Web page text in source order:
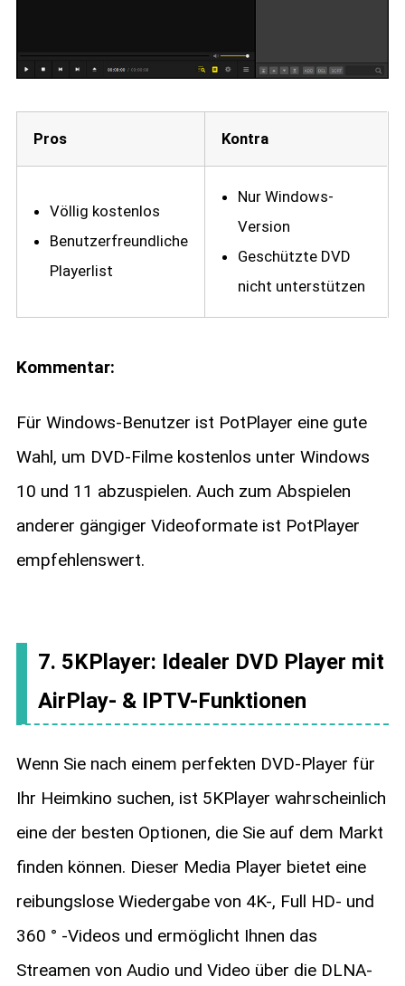
Pros Kontra
Völlig kostenlos
Benutzerfreundliche
Playerlist
Nur Windows-
Version
Geschützte DVD
nicht unterstützen
Kommentar:
Für Windows-Benutzer ist PotPlayer eine gute
Wahl, um DVD-Filme kostenlos unter Windows
10 und 11 abzuspielen. Auch zum Abspielen
anderer gängiger Videoformate ist PotPlayer
empfehlenswert.
7. 5KPlayer: Idealer DVD Player mit
AirPlay- & IPTV-Funktionen
Wenn Sie nach einem perfekten DVD-Player für
Ihr Heimkino suchen, ist 5KPlayer wahrscheinlich
eine der besten Optionen, die Sie auf dem Markt
finden können. Dieser Media Player bietet eine
reibungslose Wiedergabe von 4K-, Full HD- und
360 ° -Videos und ermöglicht Ihnen das
Streamen von Audio und Video über die DLNA-